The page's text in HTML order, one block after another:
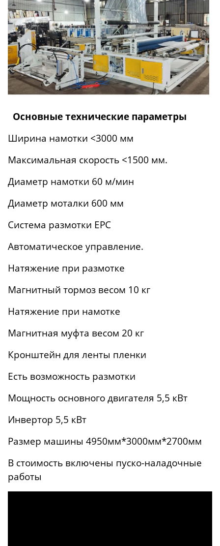
Основные технические параметры
Ширина намотки <3000 мм
Максимальная скорость <1500 мм.
Диаметр намотки 60 м/мин
Диаметр моталки 600 мм
Система размотки EPC
Автоматическое управление.
Натяжение при размотке
Магнитный тормоз весом 10 кг
Натяжение при намотке
Магнитная муфта весом 20 кг
Кронштейн для ленты пленки
Есть возможность размотки
Мощность основного двигателя 5,5 кВт
Инвертор 5,5 кВт
Размер машины 4950мм*3000мм*2700мм
В стоимость включены пуско-наладочные
работы